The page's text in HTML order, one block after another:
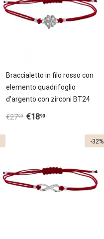
Braccialetto in filo rosso con
elemento quadrifoglio
d'argento con zirconi BT24
€2790 €1890
-32%